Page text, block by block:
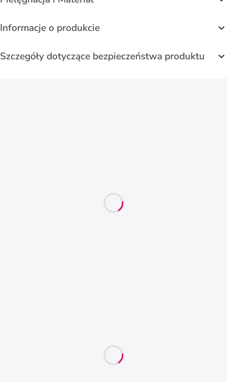
Informacje o produkcie
Szczegóły dotyczące bezpieczeństwa produktu